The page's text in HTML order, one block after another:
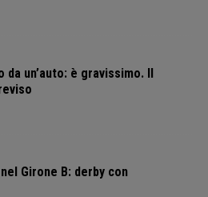
un’auto: è gravissimo. Il
Girone B: derby con